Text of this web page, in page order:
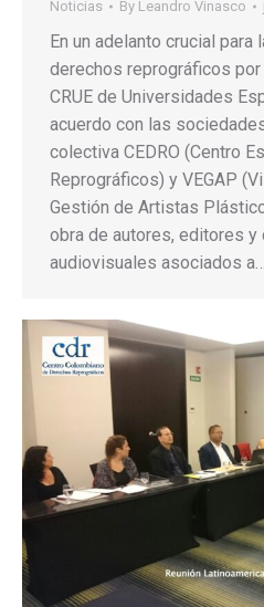
Noticias By Leandro Vinasco
En un adelanto crucial
derechos reprográficos
CRUE de Universidades
acuerdo con las
colectiva CEDRO (Centro
Reprográficos) y VEGAP
Gestión de Artistas
obra de autores, editores y
audiovisuales asociados a…